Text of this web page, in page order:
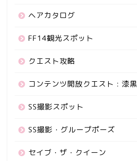
ヘアカタログ
FF14観光スポット
クエスト攻略
コンテンツ開放クエスト : 漆黒
SS撮影スポット
SS撮影・グループポーズ
セイブ・ザ・クイーン